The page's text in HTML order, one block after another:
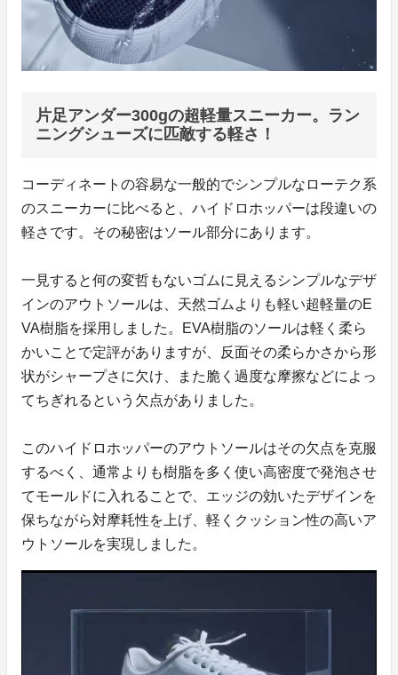
片足アンダー300gの超軽量スニーカー。ラン
ニングシューズに匹敵する軽さ！
コーディネートの容易な一般的でシンプルなローテク系
のスニーカーに比べると、ハイドロホッパーは段違いの
軽さです。その秘密はソール部分にあります。
一見すると何の変哲もないゴムに見えるシンプルなデザ
インのアウトソールは、天然ゴムよりも軽い超軽量のE
VA樹脂を採用しました。EVA樹脂のソールは軽く柔ら
かいことで定評がありますが、反面その柔らかさから形
状がシャープさに欠け、また脆く過度な摩擦などによっ
てちぎれるという欠点がありました。
このハイドロホッパーのアウトソールはその欠点を克服
するべく、通常よりも樹脂を多く使い高密度で発泡させ
てモールドに入れることで、エッジの効いたデザインを
保ちながら対摩耗性を上げ、軽くクッション性の高いア
ウトソールを実現しました。